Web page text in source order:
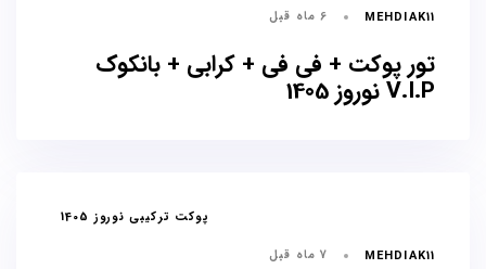
MEHDIAK11 6 ماه قبل
تور پوکت + فی فی + کرابی + بانکوک
V.I.P نوروز 1405
پوکت ترکیبی نوروز 1405
MEHDIAK11 7 ماه قبل